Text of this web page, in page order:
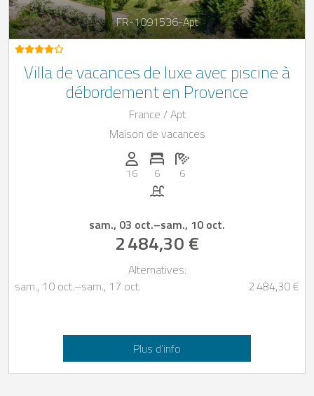
FR-1091536-Apt
Villa de vacances de luxe avec piscine à
débordement en Provence
France / Apt
Maison de vacances
Personnes (max): 16
16
Nombre de chambres: 6
6
Nombre de salles de bain: 6
6
Piscine
sam., 03 oct.–sam., 10 oct.
2 484,30 €
Alternatives:
sam., 10 oct.–sam., 17 oct. 2 484,30 €
Plus d’info